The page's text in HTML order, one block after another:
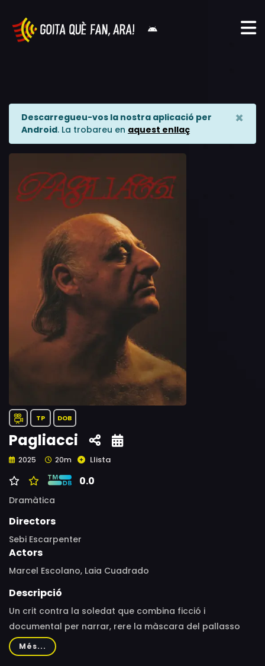
Descarregueu-vos la nostra aplicació per
Android. La trobareu en aquest enllaç
×
TP DOB
Pagliacci
2025 20m Llista
0.0
Dramàtica
Directors
Sebi Escarpenter
Actors
Marcel Escolano, Laia Cuadrado
Descripció
Un crit contra la soledat que combina ficció i
documental per narrar, rere la màscara del pallasso
trist, una tendra història d'amistat.L'Andreu és un home
solitari i taciturn que es guanya la vida fent de pallasso
Més...